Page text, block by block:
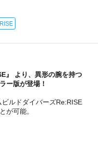
』 より、異形の腕を持つ
ー版が登場！
ルドダイバーズRe:RISE
が可能。